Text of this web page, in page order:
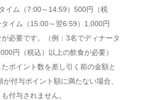
イム（7:00～14:59）500円（税
イム（15:00～翌6:59）1,000円
が必要です。（例：3名でディナータ
円（税込）以上の飲食が必要）
ポイント数を差し引く前の金額と
付与ポイント額に満たない場合、
付与されません。